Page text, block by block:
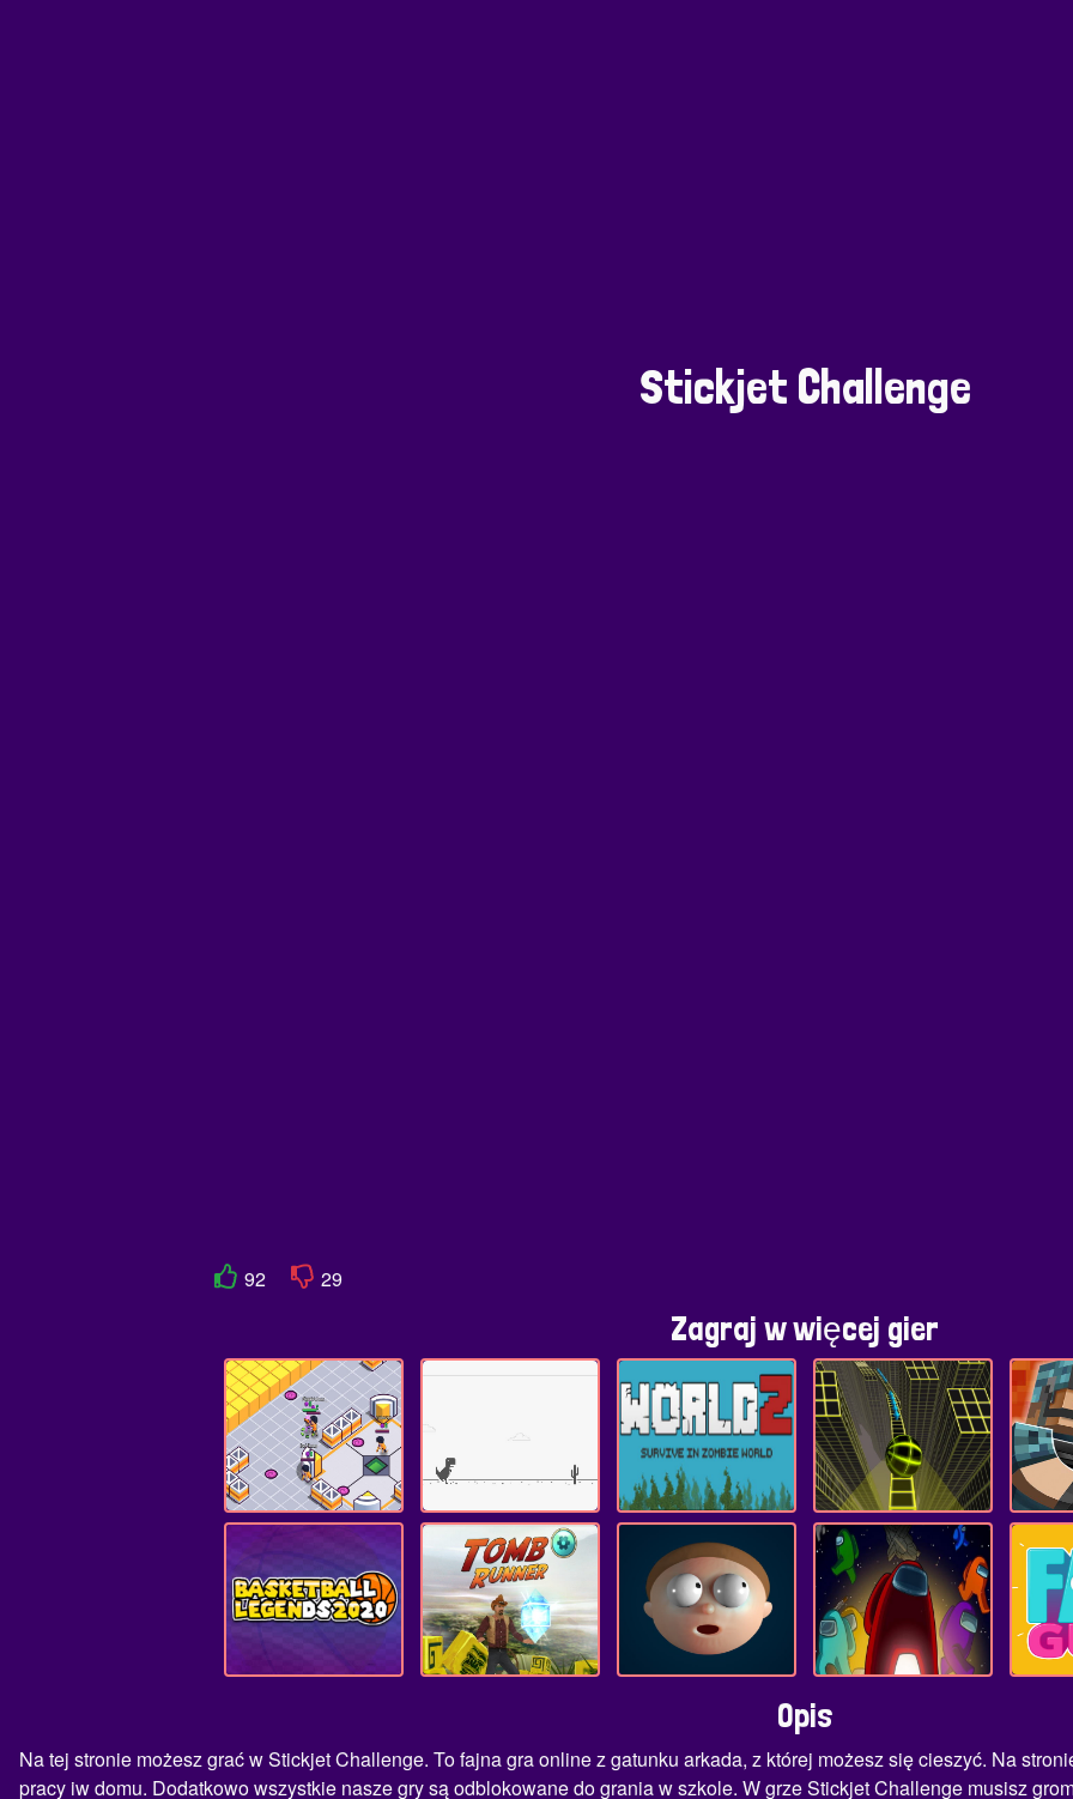
Stickjet Challenge
92 29
Zagraj w więcej gier
Opis
Na tej stronie możesz grać w Stickjet Challenge. To fajna gra online z gatunku arkada, z której możesz się cieszyć. Na
pracy iw domu. Dodatkowo wszystkie nasze gry są odblokowane do grania w szkole. W grze Stickjet Challenge musisz